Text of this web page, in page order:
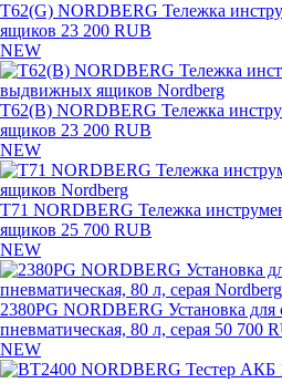
T62(G) NORDBERG Тележка
ящиков 23 200 RUB
NEW
T62(B) NORDBERG Тележка
ящиков 23 200 RUB
NEW
T71 NORDBERG Тележка
ящиков 25 700 RUB
NEW
2380PG NORDBERG Установка для
пневматическая, 80 л, серая 50 700
NEW